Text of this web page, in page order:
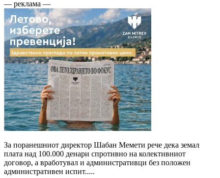
— реклама —
За поранешниот директор Шабан Мемети рече дека земал
плата над 100.000 денари спротивно на колективниот
договор, а вработувал и административци без положен
административен испит.....